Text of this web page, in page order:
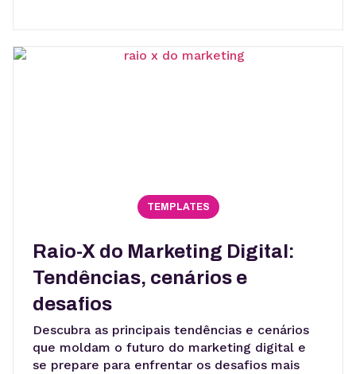
TEMPLATES
Raio-X do Marketing Digital:
Tendências, cenários e
desafios
Descubra as principais tendências e cenários
que moldam o futuro do marketing digital e
se prepare para enfrentar os desafios mais